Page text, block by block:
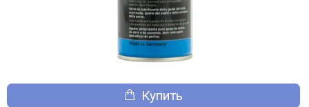
Купить